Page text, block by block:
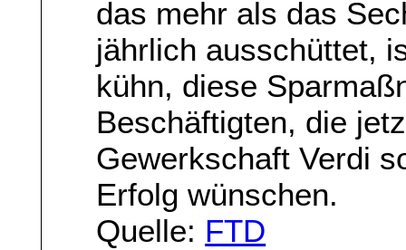
das mehr als das
jährlich ausschüttet,
kühn, diese
Beschäftigten, die
Gewerkschaft Verdi
Erfolg wünschen.
Quelle: FTD